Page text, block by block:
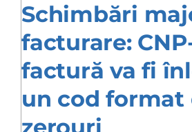
Schimbări
facturare:
factură va fi
un cod format